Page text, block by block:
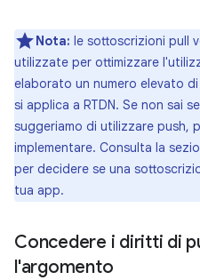
Nota: le sottoscrizioni pull
utilizzate per ottimizzare
elaborato un numero elevato
si applica a RTDN. Se non sai
suggeriamo di utilizzare push,
implementare. Consulta la
per decidere se una
tua app.
Concedere i diritti di
l'argomento